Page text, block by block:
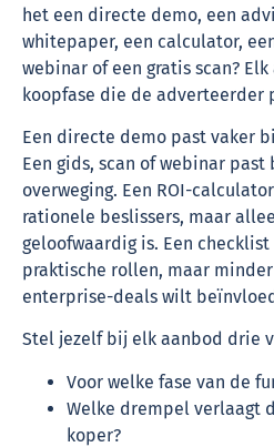
het een directe demo, een
whitepaper, een calculator,
webinar of een gratis scan?
koopfase die de adverteerder
Een directe demo past vaker
Een gids, scan of webinar
overweging. Een ROI-
rationele beslissers, maar
geloofwaardig is. Een
praktische rollen, maar
enterprise-deals wilt
Stel jezelf bij elk aanbod drie
Voor welke fase van de
Welke drempel verlaagt
koper?